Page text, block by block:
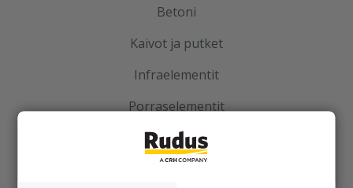
Betoni
Kaivot ja putket
Infraelementit
Porraselementit
Julkisivuelementit